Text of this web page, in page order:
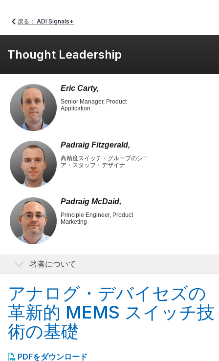
戻る： ADI Signals+
Thought Leadership
Eric Carty,
Senior Manager, Product
Application
Padraig Fitzgerald,
高精度スイッチ・グループのシニ
ア・スタッフ・デザイナ
Padraig McDaid,
Principle Engineer, Product
Marketing
著者について
Eric Carty
Eric Carty は、1998 年にアイルランド国立大学メイヌ
ース校で実験物理学の修士号を取得しました。10 年
間 RF 受動コンポーネントの設計技術者として 10 年
2009 年より、アナログ・デバイセズのシニア・アプ
アナログ・デバイセズの
革新的 MEMS スイッチ技
術の基礎
PDFをダウンロード